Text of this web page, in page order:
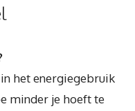
het energiegebruik
minder je hoeft te